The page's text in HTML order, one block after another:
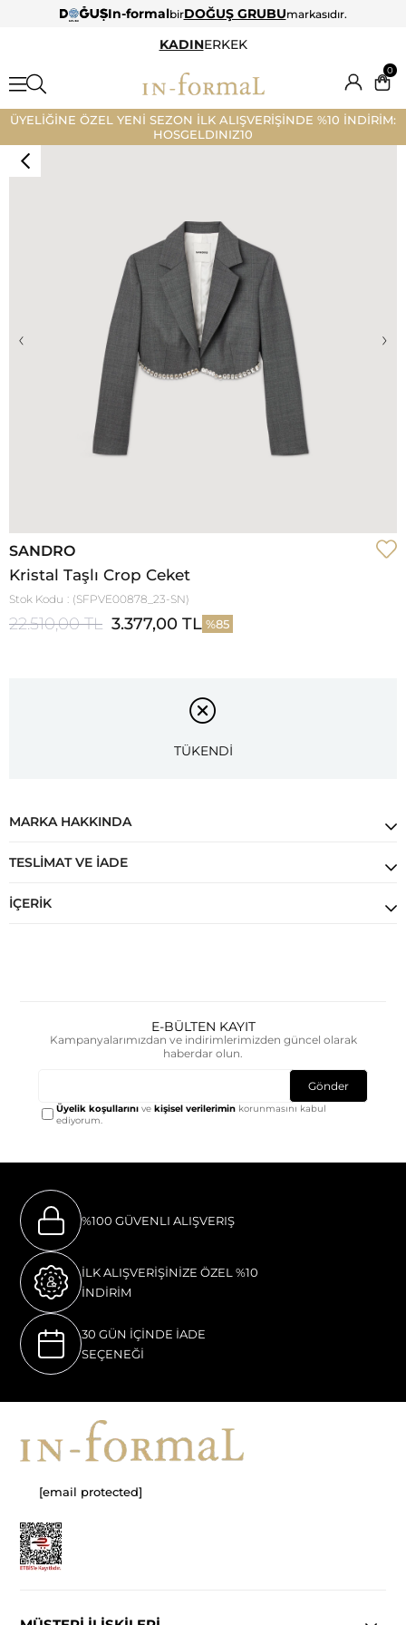
In-formalbirDOĞUŞ GRUBUmarkasıdır.
KADINERKEK
0
ÜYELİĞİNE ÖZEL YENİ SEZON İLK ALIŞVERİŞİNDE %10 İNDİRİM:
HOSGELDINIZ10
‹ ›
SANDRO
Kristal Taşlı Crop Ceket
Stok Kodu (SFPVE00878_23-SN)
22.510,00 TL 3.377,00 TL 85
TÜKENDİ
MARKA HAKKINDA
TESLIMAT VE İADE
İÇERIK
E-BÜLTEN KAYIT
Kampanyalarımızdan ve indirimlerimizden güncel olarak
haberdar olun.
Gönder
Üyelik koşullarını vekişisel verilerimin korunmasını kabul
ediyorum.
%100 GÜVENLI ALIŞVERIŞ
İLK ALIŞVERİŞİNİZE ÖZEL %10
İNDİRİM
30 GÜN İÇİNDE İADE
SEÇENEĞİ
[email protected]